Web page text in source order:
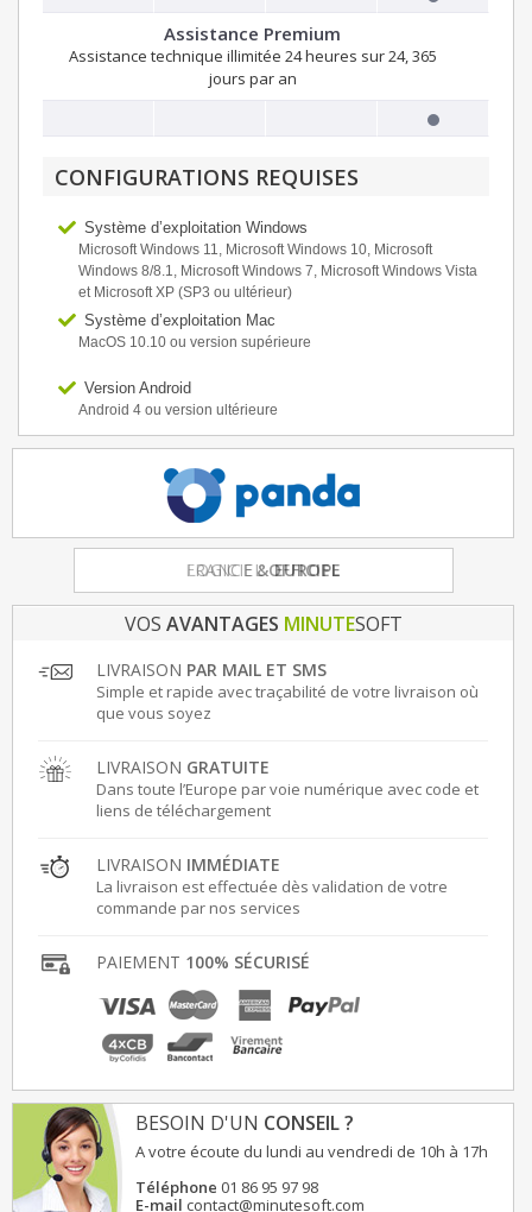
Assistance Premium
Assistance technique illimitée 24 heures sur 24, 365
jours par an
CONFIGURATIONS REQUISES
Système d’exploitation Windows
Microsoft Windows 11, Microsoft Windows 10, Microsoft
Windows 8/8.1, Microsoft Windows 7, Microsoft Windows Vista
et Microsoft XP (SP3 ou ultérieur)
Système d’exploitation Mac
MacOS 10.10 ou version supérieure
Version Android
Android 4 ou version ultérieure
FRANCE & EUROPE
VOS AVANTAGES MINUTESOFT
LIVRAISON PAR MAIL ET SMS
Simple et rapide avec traçabilité de votre livraison où
que vous soyez
LIVRAISON GRATUITE
Dans toute l’Europe par voie numérique avec code et
liens de téléchargement
LIVRAISON IMMÉDIATE
La livraison est effectuée dès validation de votre
commande par nos services
PAIEMENT 100% SÉCURISÉ
BESOIN D'UN CONSEIL ?
A votre écoute du lundi au vendredi de 10h à 17h
Téléphone 01 86 95 97 98
E-mail contact@minutesoft.com